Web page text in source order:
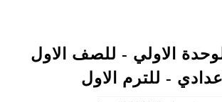
الاولي - للصف الاول
- للترم الاول